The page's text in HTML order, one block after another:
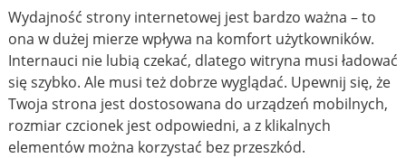
Wydajność strony internetowej jest bardzo ważna – to
ona w dużej mierze wpływa na komfort użytkowników.
Internauci nie lubią czekać, dlatego witryna musi ładować
się szybko. Ale musi też dobrze wyglądać. Upewnij się, że
Twoja strona jest dostosowana do urządzeń mobilnych,
rozmiar czcionek jest odpowiedni, a z klikalnych
elementów można korzystać bez przeszkód.